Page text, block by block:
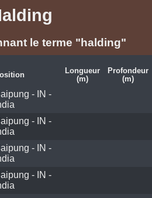
le terme "halding"
Longueur
(m)
Profondeur
(m)
- IN -
- IN -
- IN -
- IN -